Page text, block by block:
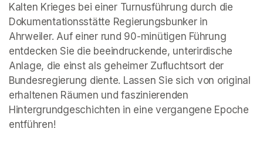
Kalten Krieges bei einer Turnusführung durch die
Dokumentationsstätte Regierungsbunker in
Ahrweiler. Auf einer rund 90-minütigen Führung
entdecken Sie die beeindruckende, unterirdische
Anlage, die einst als geheimer Zufluchtsort der
Bundesregierung diente. Lassen Sie sich von original
erhaltenen Räumen und faszinierenden
Hintergrundgeschichten in eine vergangene Epoche
entführen!